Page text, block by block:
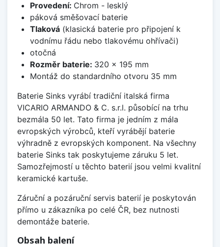
Provedení: Chrom - lesklý
páková směšovací baterie
Tlaková(klasická baterie pro připojení k
vodnímu řádu nebo tlakovému ohřívači)
otočná
Rozměr baterie: 320 x 195 mm
Montáž do standardního otvoru 35 mm
Baterie Sinks vyrábí tradiční italská firma
VICARIO ARMANDO & C. s.r.l. působící na trhu
bezmála 50 let. Tato firma je jedním z mála
evropských výrobců, kteří vyrábějí baterie
výhradně z evropských komponent. Na všechny
baterie Sinks tak poskytujeme záruku 5 let.
Samozřejmostí u těchto baterií jsou velmi kvalitní
keramické kartuše.
Záruční a pozáruční servis baterií je poskytován
přímo u zákazníka po celé ČR, bez nutnosti
demontáže baterie.
Obsah balení